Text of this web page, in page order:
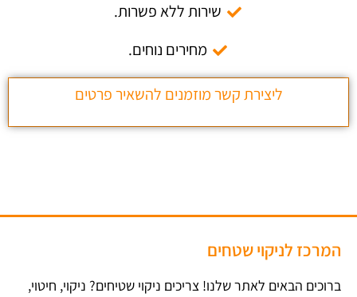
שירות ללא פשרות.
מחירים נוחים.
ליצירת קשר מוזמנים להשאיר פרטים
המרכז לניקוי שטחים
ברוכים הבאים לאתר שלנו! צריכים ניקוי שטיחים? ניקוי, חיטוי,